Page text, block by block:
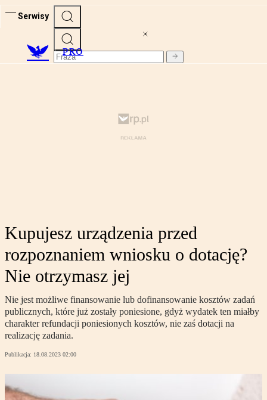
Serwisy
PRO
Kupujesz urządzenia przed
rozpoznaniem wniosku o dotację?
Nie otrzymasz jej
Nie jest możliwe finansowanie lub dofinansowanie kosztów zadań
publicznych, które już zostały poniesione, gdyż wydatek ten miałby
charakter refundacji poniesionych kosztów, nie zaś dotacji na
realizację zadania.
Publikacja: 18.08.2023 02:00